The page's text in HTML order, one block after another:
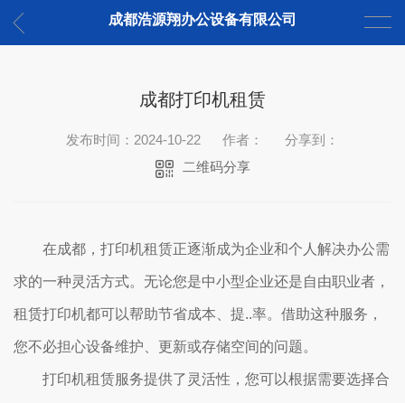
成都浩源翔办公设备有限公司
成都打印机租赁
发布时间：2024-10-22 作者：
分享到：
二维码分享
在成都，打印机租赁正逐渐成为企业和个人解决办公需
求的一种灵活方式。无论您是中小型企业还是自由职业者，
租赁打印机都可以帮助节省成本、提..率。借助这种服务，
您不必担心设备维护、更新或存储空间的问题。
打印机租赁服务提供了灵活性，您可以根据需要选择合